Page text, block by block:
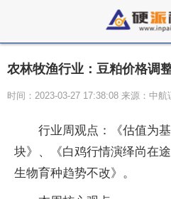
农林牧渔行业：豆粕价格调
时间：2023-03-27 17:38:08 来源：中航
行业周观点：《估值为
块》、《白鸡行情演绎尚在
生物育种趋势不改》。